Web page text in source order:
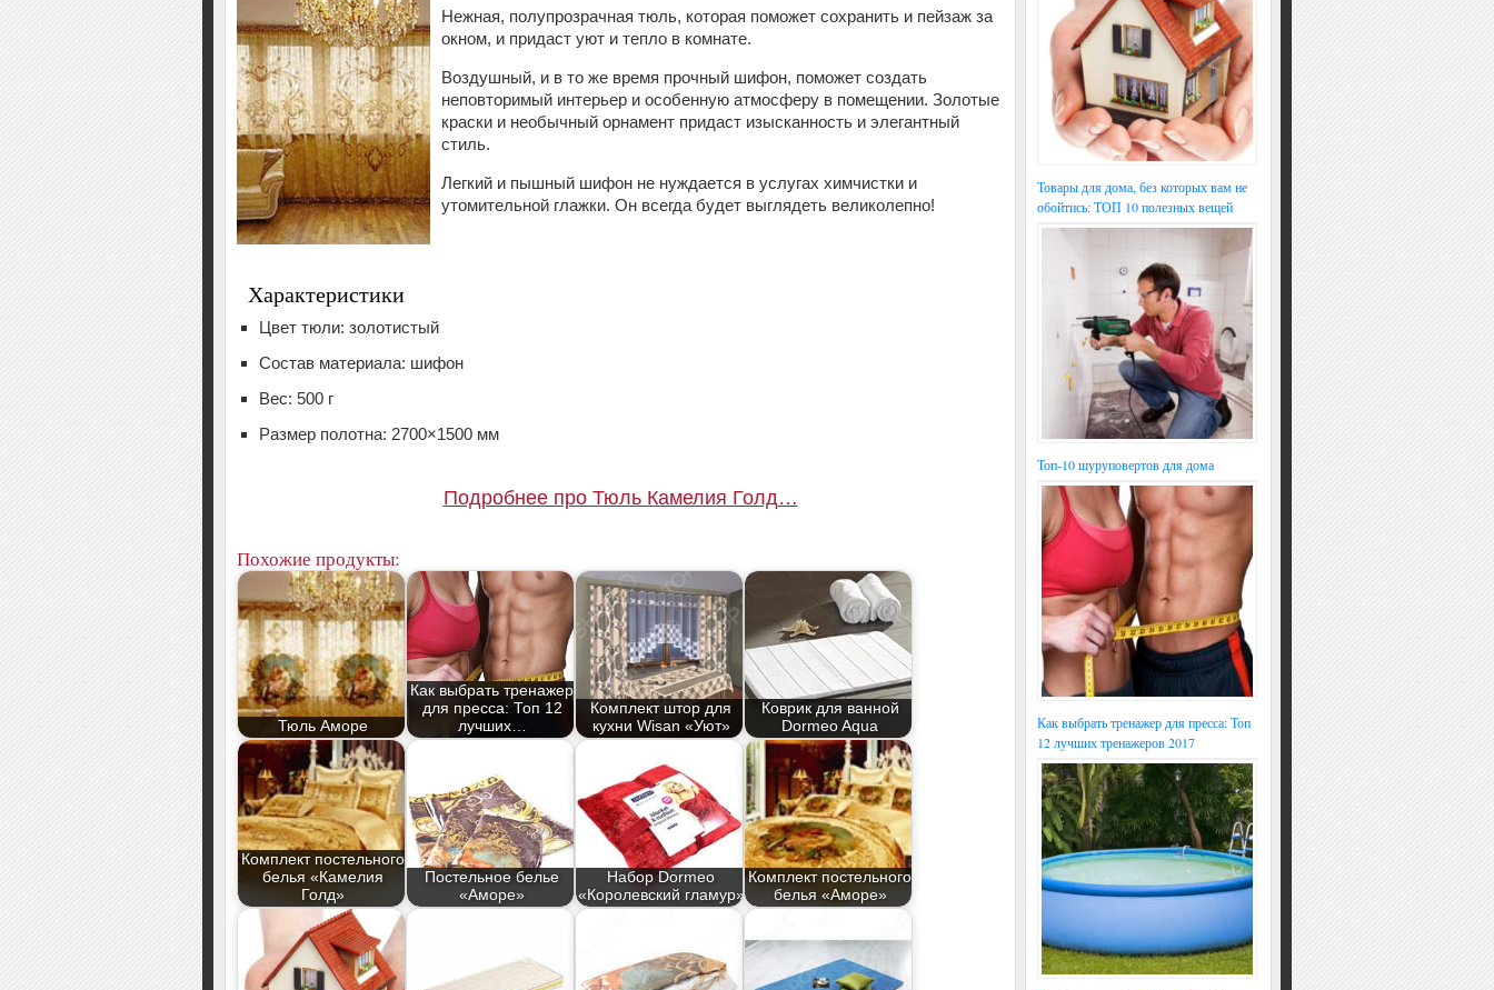
Нежная, полупрозрачная тюль, которая поможет сохранить и пейзаж за
окном, и придаст уют и тепло в комнате.
Воздушный, и в то же время прочный шифон, поможет создать
неповторимый интерьер и особенную атмосферу в помещении. Золотые
краски и необычный орнамент придаст изысканность и элегантный
стиль.
Легкий и пышный шифон не нуждается в услугах химчистки и
утомительной глажки. Он всегда будет выглядеть великолепно!
Характеристики
Цвет тюли: золотистый
Состав материала: шифон
Вес: 500 г
Размер полотна: 2700×1500 мм
Подробнее про Тюль Камелия Голд…
Похожие продукты:
Тюль Аморе
Как выбрать тренажер
для пресса: Топ 12
лучших…
Комплект штор для
кухни Wisan «Уют»
Коврик для ванной
Dormeo Aqua
Комплект постельного
белья «Камелия
Голд»
Постельное белье
«Аморе»
Набор Dormeo
«Королевский гламур»
Комплект постельного
белья «Аморе»
Товары для дома, без которых вам не
обойтись: ТОП 10 полезных вещей
Топ-10 шуруповертов для дома
Как выбрать тренажер для пресса: Топ
12 лучших тренажеров 2017